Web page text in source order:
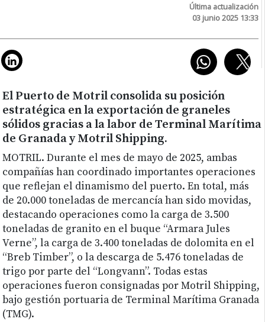
Última actualización
03 junio 2025 13:33
El Puerto de Motril consolida su posición
estratégica en la exportación de graneles
sólidos gracias a la labor de Terminal Marítima
de Granada y Motril Shipping.
MOTRIL. Durante el mes de mayo de 2025, ambas
compañías han coordinado importantes operaciones
que reflejan el dinamismo del puerto. En total, más
de 20.000 toneladas de mercancía han sido movidas,
destacando operaciones como la carga de 3.500
toneladas de granito en el buque “Armara Jules
Verne”, la carga de 3.400 toneladas de dolomita en el
“Breb Timber”, o la descarga de 5.476 toneladas de
trigo por parte del “Longvann”. Todas estas
operaciones fueron consignadas por Motril Shipping,
bajo gestión portuaria de Terminal Marítima Granada
(TMG).